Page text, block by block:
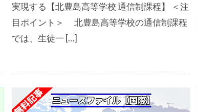
実現する【北豊島高等学校 通信制課程】 ＜注
目ポイント＞ 北豊島高等学校の通信制課程
では、生徒一 […]